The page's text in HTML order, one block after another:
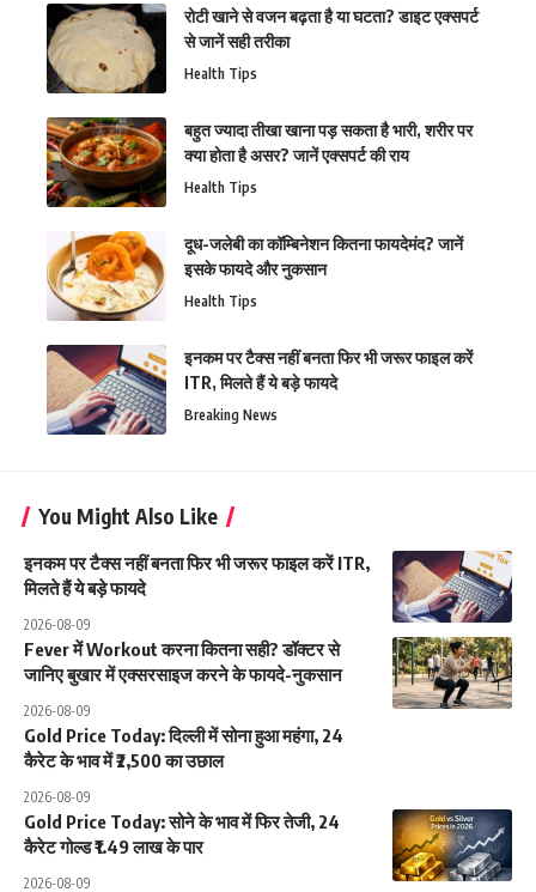
रोटी खाने से वजन बढ़ता है या घटता? डाइट एक्सपर्ट
से जानें सही तरीका
Health Tips
बहुत ज्यादा तीखा खाना पड़ सकता है भारी, शरीर पर
क्या होता है असर? जानें एक्सपर्ट की राय
Health Tips
दूध-जलेबी का कॉम्बिनेशन कितना फायदेमंद? जानें
इसके फायदे और नुकसान
Health Tips
इनकम पर टैक्स नहीं बनता फिर भी जरूर फाइल करें
ITR, मिलते हैं ये बड़े फायदे
Breaking News
You Might Also Like
इनकम पर टैक्स नहीं बनता फिर भी जरूर फाइल करें ITR,
मिलते हैं ये बड़े फायदे
2026-08-09
Fever में Workout करना कितना सही? डॉक्टर से
जानिए बुखार में एक्सरसाइज करने के फायदे-नुकसान
2026-08-09
Gold Price Today: दिल्ली में सोना हुआ महंगा, 24
कैरेट के भाव में ₹2,500 का उछाल
2026-08-09
Gold Price Today: सोने के भाव में फिर तेजी, 24
कैरेट गोल्ड ₹1.49 लाख के पार
2026-08-09